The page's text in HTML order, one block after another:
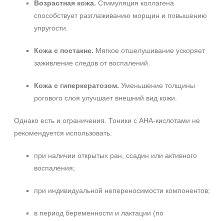
Возрастная кожа. Стимуляция коллагена
способствует разглаживанию морщин и повышению
упругости.
Кожа с постакне. Мягкое отшелушивание ускоряет
заживление следов от воспалений.
Кожа с гиперкератозом. Уменьшение толщины
рогового слоя улучшает внешний вид кожи.
Однако есть и ограничения. Тоники с AHA‑кислотами не
рекомендуется использовать:
при наличии открытых ран, ссадин или активного
воспаления;
при индивидуальной непереносимости компонентов;
в период беременности и лактации (по